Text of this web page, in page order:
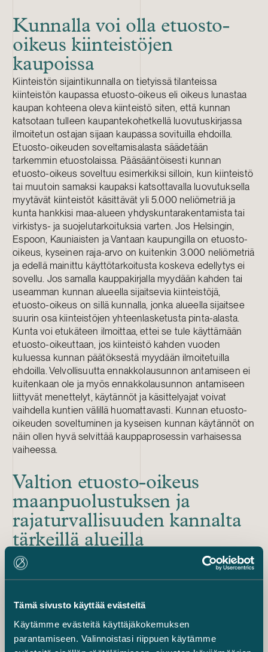
Tämä sivusto käyttää evästeitä
Käytämme evästeitä käyttäjäkokemuksen
parantamiseen. Valinnoistasi riippuen käytämme
Kunnalla voi olla etuosto-
oikeus kiinteistöjen
kaupoissa
Kiinteistön sijaintikunnalla on tietyissä tilanteissa
kiinteistön kaupassa etuosto-oikeus eli oikeus lunastaa
kaupan kohteena oleva kiinteistö siten, että kunnan
katsotaan tulleen kaupantekohetkellä luovutuskirjassa
ilmoitetun ostajan sijaan kaupassa sovituilla ehdoilla.
Etuosto-oikeuden soveltamisalasta säädetään
tarkemmin etuostolaissa. Pääsääntöisesti kunnan
etuosto-oikeus soveltuu esimerkiksi silloin, kun kiinteistö
tai muutoin samaksi kaupaksi katsottavalla luovutuksella
myytävät kiinteistöt käsittävät yli 5.000 neliömetriä ja
kunta hankkisi maa-alueen yhdyskuntarakentamista tai
virkistys- ja suojelutarkoituksia varten. Jos Helsingin,
Espoon, Kauniaisten ja Vantaan kaupungilla on etuosto-
oikeus, kyseinen raja-arvo on kuitenkin 3.000 neliömetriä
ja edellä mainittu käyttötarkoitusta koskeva edellytys ei
sovellu. Jos samalla kauppakirjalla myydään kahden tai
useamman kunnan alueella sijaitsevia kiinteistöjä,
etuosto-oikeus on sillä kunnalla, jonka alueella sijaitsee
suurin osa kiinteistöjen yhteenlasketusta pinta-alasta.
Kunta voi etukäteen ilmoittaa, ettei se tule käyttämään
etuosto-oikeuttaan, jos kiinteistö kahden vuoden
kuluessa kunnan päätöksestä myydään ilmoitetuilla
ehdoilla. Velvollisuutta ennakkolausunnon antamiseen ei
kuitenkaan ole ja myös ennakkolausunnon antamiseen
liittyvät menettelyt, käytännöt ja käsittelyajat voivat
vaihdella kuntien välillä huomattavasti. Kunnan etuosto-
oikeuden soveltuminen ja kyseisen kunnan käytännöt on
näin ollen hyvä selvittää kauppaprosessin varhaisessa
vaiheessa.
Valtion etuosto-oikeus
maanpuolustuksen ja
rajaturvallisuuden kannalta
tärkeillä alueilla
Tietyissä tilanteissa myös Suomen valtiolla on etuosto-
oikeus. Tämä koskee yleensä vain alueita, jotka ovat
tärkeitä maanpuolustuksen, rajavalvonnan tai -
valvonnan ja turvaamisen kannalta.
Valtiolla on etuosto-oikeus kiinteistöihin, jotka tai joiden
osa sijaitsee (i) kaavassa Puolustusvoimien tai
Rajavartiolaitoksen tarpeisiin osoitetuilla alueilla tai